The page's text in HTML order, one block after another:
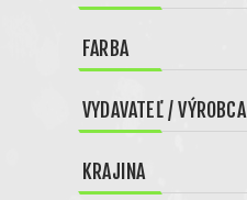
FARBA
VYDAVATEĽ / VÝROBCA
KRAJINA